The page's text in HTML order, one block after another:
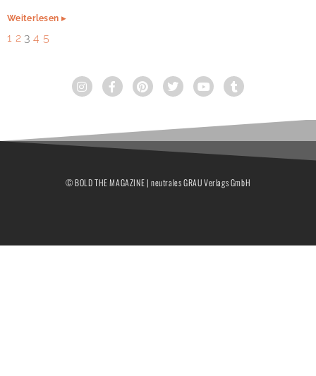
Weiterlesen ▸
1 2 3 4 5
© BOLD THE MAGAZINE | neutrales GRAU Verlags GmbH